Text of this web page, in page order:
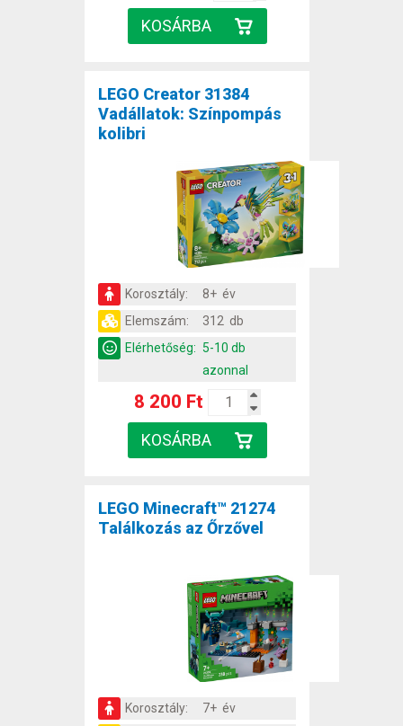
LEGO Creator 31384
Vadállatok: Színpompás
kolibri
Korosztály:
8+ év
Elemszám:
312 db
Elérhetőség: 5-10 db
azonnal
8 200 Ft
LEGO Minecraft™ 21274
Találkozás az Őrzővel
Korosztály:
7+ év